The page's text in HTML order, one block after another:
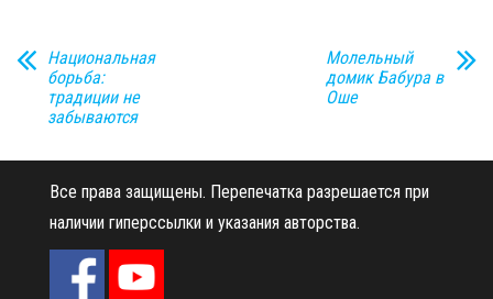
Национальная
борьба:
традиции не
забываются
Молельный
домик Бабура в
Оше
Все права защищены. Перепечатка разрешается при
наличии гиперссылки и указания авторства.